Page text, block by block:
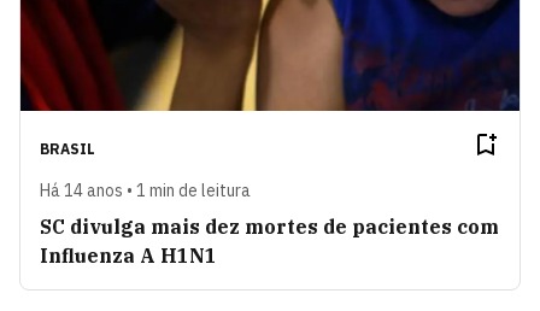
BRASIL
Há 14 anos • 1 min de leitura
SC divulga mais dez mortes de pacientes com
Influenza A H1N1